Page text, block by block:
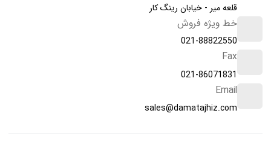
قلعه میر - خیابان رینگ کار
خط ویژه فروش
021-88822550
Fax
021-86071831
Email
sales@damatajhiz.com